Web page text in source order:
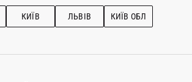
Рекомендації з догляду
КИЇВ ЛЬВІВ КИЇВ ОБЛ